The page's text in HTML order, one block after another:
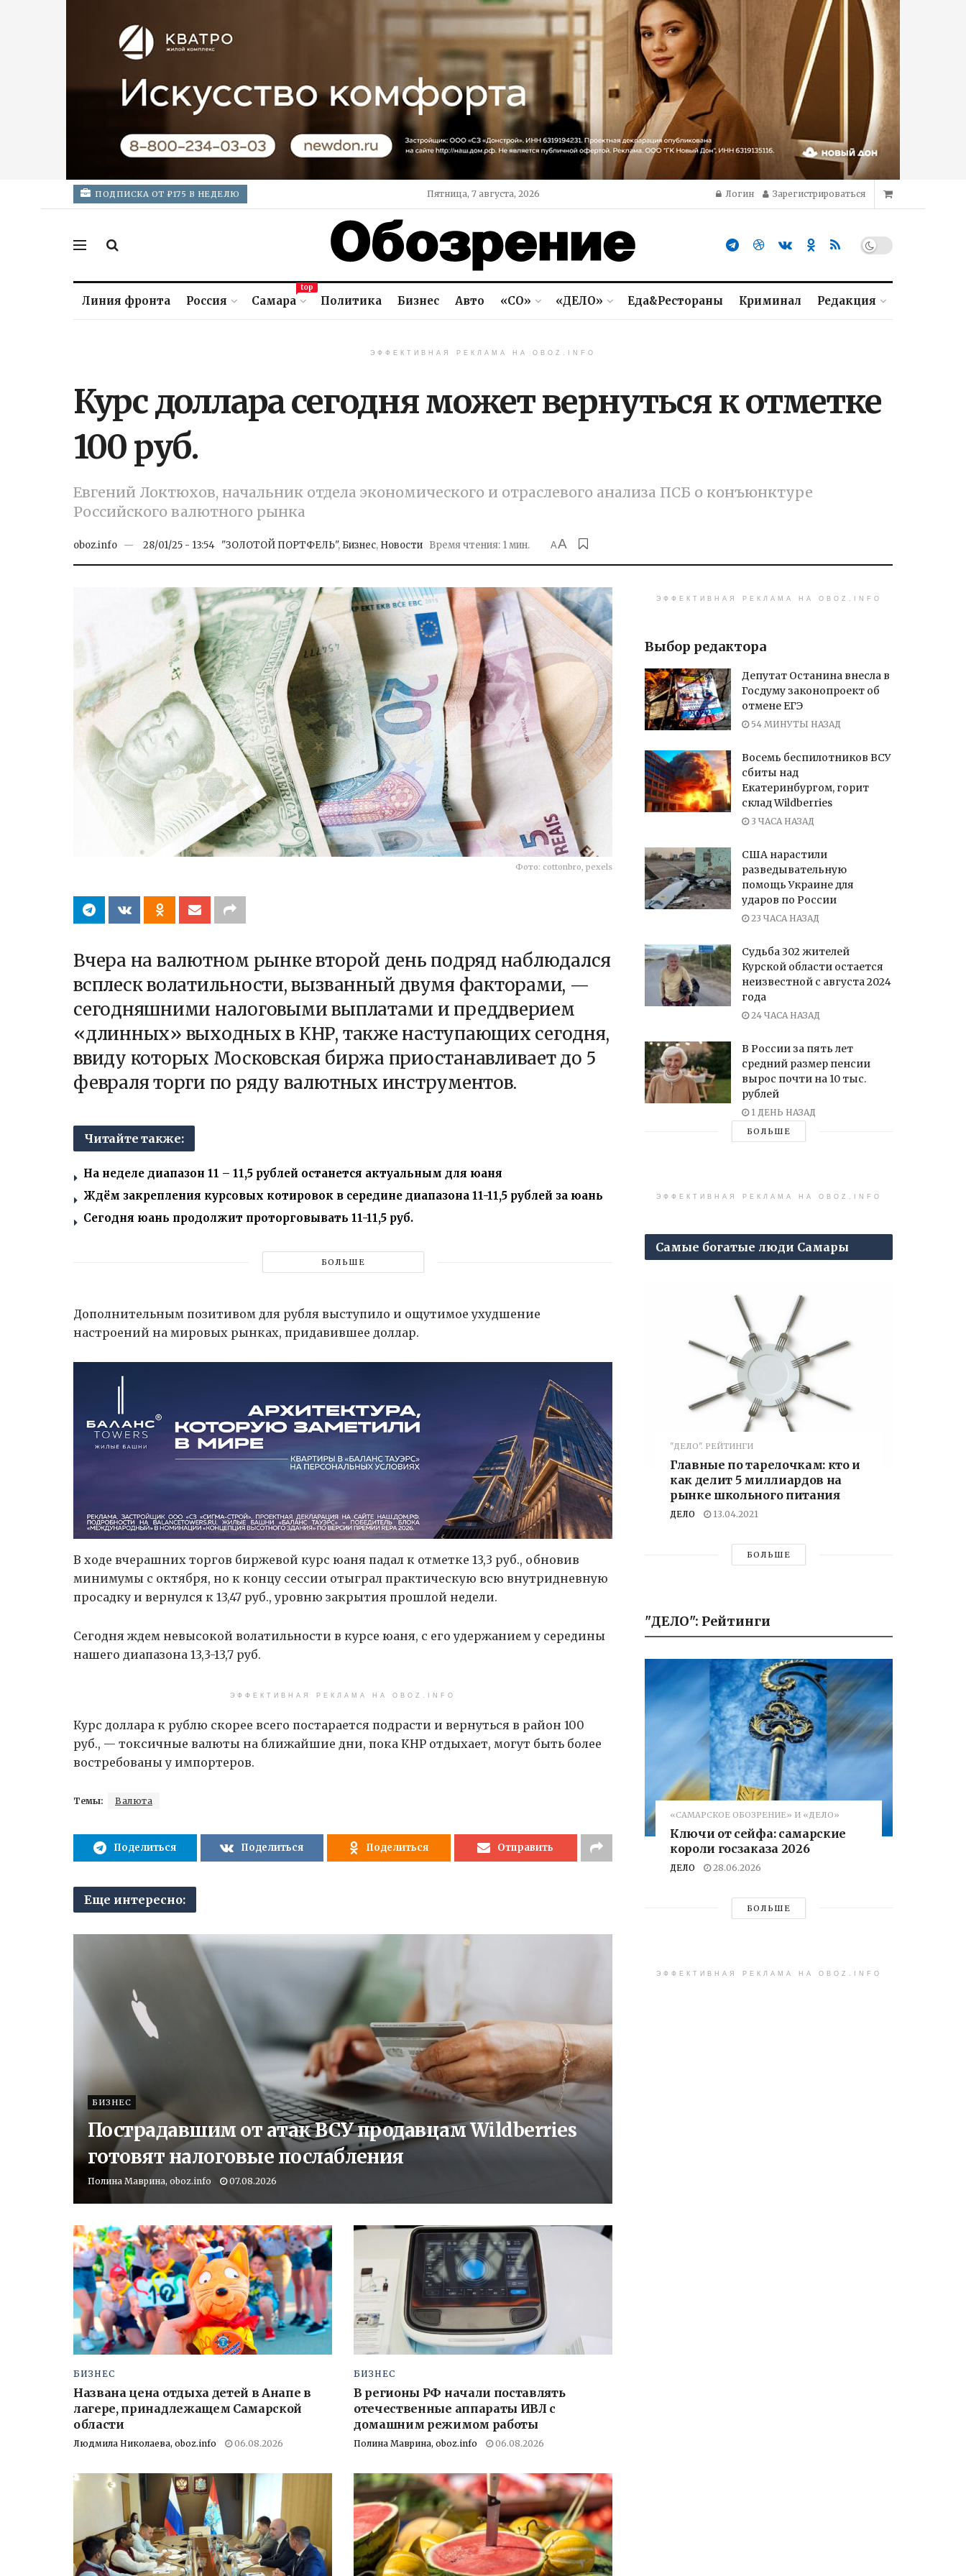
ПОДПИСКА ОТ ₽175 В НЕДЕЛЮ Пятница, 7 августа, 2026 Логин Зарегистрироваться
Линия фронта Россия Самара
top
Политика Бизнес Авто «СО» «ДЕЛО» Еда&Рестораны Криминал Редакция
ЭФФЕКТИВНАЯ РЕКЛАМА НА OBOZ.INFO
Курс доллара сегодня может вернуться к отметке
100 руб.
Евгений Локтюхов, начальник отдела экономического и отраслевого анализа ПСБ о конъюнктуре
Российского валютного рынка
oboz.info 28/01/25 - 13:54 "ЗОЛОТОЙ ПОРТФЕЛЬ",Бизнес, Новости Время чтения: 1 мин. AA
Фото: cottonbro, pexels
Вчера на валютном рынке второй день подряд наблюдался
всплеск волатильности, вызванный двумя факторами, —
сегодняшними налоговыми выплатами и преддверием
«длинных» выходных в КНР, также наступающих сегодня,
ввиду которых Московская биржа приостанавливает до 5
февраля торги по ряду валютных инструментов.
Читайте также:
На неделе диапазон 11 – 11,5 рублей останется актуальным для юаня
Ждём закрепления курсовых котировок в середине диапазона 11-11,5 рублей за юань
Сегодня юань продолжит проторговывать 11-11,5 руб.
БОЛЬШЕ
Дополнительным позитивом для рубля выступило и ощутимое ухудшение
настроений на мировых рынках, придавившее доллар.
В ходе вчерашних торгов биржевой курс юаня падал к отметке 13,3 руб., обновив
минимумы с октября, но к концу сессии отыграл практическую всю внутридневную
просадку и вернулся к 13,47 руб., уровню закрытия прошлой недели.
Сегодня ждем невысокой волатильности в курсе юаня, с его удержанием у середины
нашего диапазона 13,3-13,7 руб.
ЭФФЕКТИВНАЯ РЕКЛАМА НА OBOZ.INFO
Курс доллара к рублю скорее всего постарается подрасти и вернуться в район 100
руб., — токсичные валюты на ближайшие дни, пока КНР отдыхает, могут быть более
востребованы у импортеров.
Темы: Валюта
Поделиться Поделиться Поделиться Отправить
Еще интересно:
БИЗНЕС
Пострадавшим от атак ВСУ продавцам Wildberries
готовят налоговые послабления
Полина Маврина, oboz.info 07.08.2026
БИЗНЕС
Названа цена отдыха детей в Анапе в
лагере, принадлежащем Самарской
области
Людмила Николаева, oboz.info 06.08.2026
БИЗНЕС
В регионы РФ начали поставлять
отечественные аппараты ИВЛ с
домашним режимом работы
Полина Маврина, oboz.info 06.08.2026
ЭФФЕКТИВНАЯ РЕКЛАМА НА OBOZ.INFO
Выбор редактора
Депутат Останина внесла в
Госдуму законопроект об
отмене ЕГЭ
54 МИНУТЫ НАЗАД
Восемь беспилотников ВСУ
сбиты над
Екатеринбургом, горит
склад Wildberries
3 ЧАСА НАЗАД
США нарастили
разведывательную
помощь Украине для
ударов по России
23 ЧАСА НАЗАД
Судьба 302 жителей
Курской области остается
неизвестной с августа 2024
года
24 ЧАСА НАЗАД
В России за пять лет
средний размер пенсии
вырос почти на 10 тыс.
рублей
1 ДЕНЬ НАЗАД
БОЛЬШЕ
ЭФФЕКТИВНАЯ РЕКЛАМА НА OBOZ.INFO
Самые богатые люди Самары
"ДЕЛО". РЕЙТИНГИ
Главные по тарелочкам: кто и
как делит 5 миллиардов на
рынке школьного питания
ДЕЛО 13.04.2021
БОЛЬШЕ
"ДЕЛО": Рейтинги
«САМАРСКОЕ ОБОЗРЕНИЕ» И «ДЕЛО»
Ключи от сейфа: самарские
короли госзаказа 2026
ДЕЛО 28.06.2026
БОЛЬШЕ
ЭФФЕКТИВНАЯ РЕКЛАМА НА OBOZ.INFO